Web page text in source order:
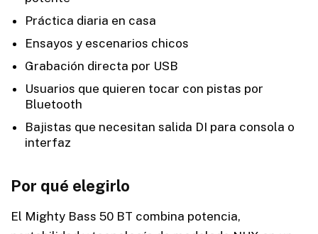
Práctica diaria en casa
Ensayos y escenarios chicos
Grabación directa por USB
Usuarios que quieren tocar con pistas por
Bluetooth
Bajistas que necesitan salida DI para consola o
interfaz
Por qué elegirlo
El Mighty Bass 50 BT combina potencia,